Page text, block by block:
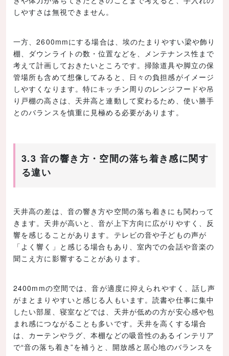
しやすさは無視できません。
一方、2600mmにする場合は、埃のたまりやすい梁や飾り
棚、ダウンライトの数・位置などを、メンテナンス性まで
考えて計画しておきたいところです。掃除道具や脚立の保
管場所も含めて想像してみると、日々の負担感がイメージ
しやすくなります。特にキッチン周りのレンジフードや吊
り戸棚の高さは、天井高と連動して変わるため、使い勝手
とのバランスを慎重に見極める必要があります。
3.3 音の響き方・空間の落ち着き感に関す
る違い
天井高の差は、音の響き方や空間の落ち着きにも関わって
きます。天井が高いと、音が上下方向に広がりやすく、反
響を感じることがあります。テレビの音や子どもの声が
「よく響く」と感じる場合もあり、室内での会話や音楽の
聞こえ方に影響することがあります。
2400mmの空間では、音が適度に抑えられやすく、話し声
がまとまりやすいと感じる人もいます。読書や仕事に集中
したい部屋、寝室などでは、天井が低めの方が安心感や包
まれ感につながることも多いです。天井を高くする場合
は、カーテンやラグ、本棚などの吸音性のあるインテリア
で“音の落ち着き”を補うと、開放感と居心地のバランスを